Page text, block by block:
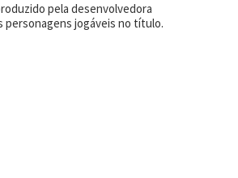
pela desenvolvedora
personagens jogáveis no título.